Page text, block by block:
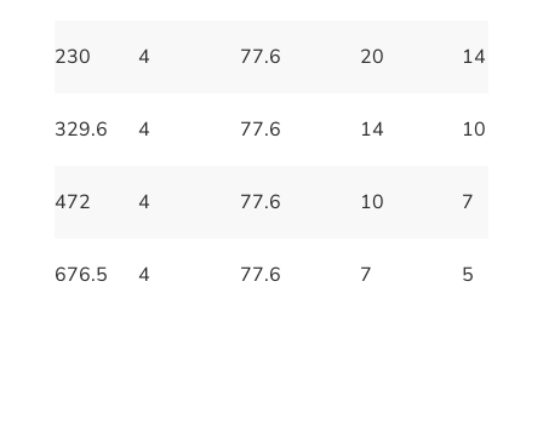
230 4 77.6 20 14
329.6 4 77.6 14 10
472 4 77.6 10 7
676.5 4 77.6 7 5